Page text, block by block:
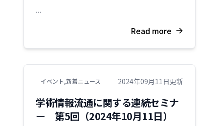
...
Read more
イベント,新着ニュース 2024年09月11日更新
学術情報流通に関する連続セミナ
ー 第5回（2024年10月11日）